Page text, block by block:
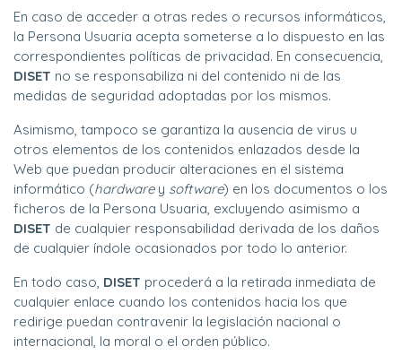
En caso de acceder a otras redes o recursos informáticos,
la Persona Usuaria acepta someterse a lo dispuesto en las
correspondientes políticas de privacidad. En consecuencia,
DISET no se responsabiliza ni del contenido ni de las
medidas de seguridad adoptadas por los mismos.
Asimismo, tampoco se garantiza la ausencia de virus u
otros elementos de los contenidos enlazados desde la
Web que puedan producir alteraciones en el sistema
informático (hardwarey software) en los documentos o los
ficheros de la Persona Usuaria, excluyendo asimismo a
DISET de cualquier responsabilidad derivada de los daños
de cualquier índole ocasionados por todo lo anterior.
En todo caso, DISET procederá a la retirada inmediata de
cualquier enlace cuando los contenidos hacia los que
redirige puedan contravenir la legislación nacional o
internacional, la moral o el orden público.